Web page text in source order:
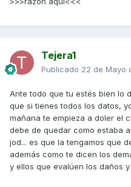
Tejera1
Publicado 22 de Mayo
Ante todo que tu estés bien lo
que si tienes todos los datos,
mañana te empieza a doler el
debe de quedar como estaba
jod... es que la tengamos que
además como te dicen los
y ellos que evalúen los daños